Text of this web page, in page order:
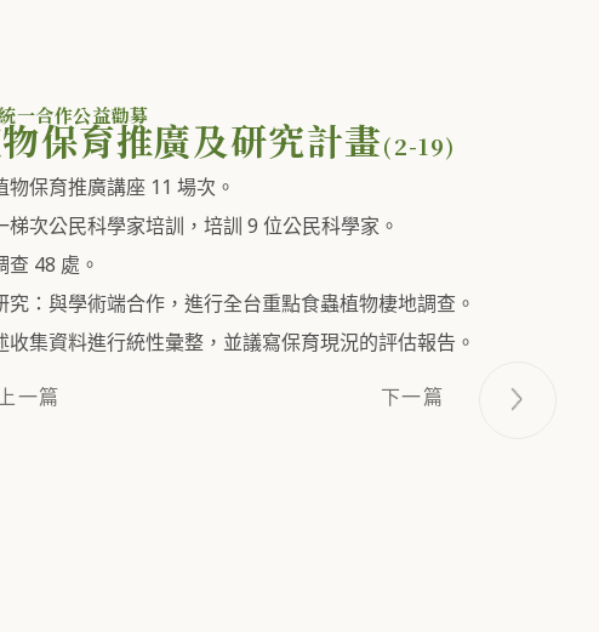
一合作公益勸募
保育推廣及研究計畫(2-19)
物保育推廣講座 11 場次。
梯次公民科學家培訓，培訓 9 位公民科學家。
查 48 處。
究：與學術端合作，進行全台重點食蟲植物棲地調查。
收集資料進行統性彙整，並議寫保育現況的評估報告。